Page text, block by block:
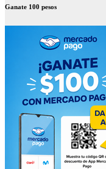
Ganate 100 pesos